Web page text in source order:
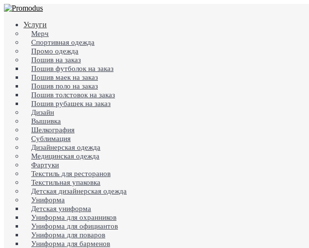
Skip
main
content
search
Menu Услуги
Мерч
Спортивная одежда
Промо одежда
Пошив на заказ
Пошив футболок на заказ
Пошив маек на заказ
Пошив поло на заказ
Пошив толстовок на заказ
Пошив рубашек на заказ
Дизайн
Вышивка
Шелкография
Сублимация
Дизайнерская одежда
Медицинская одежда
Фартуки
Текстиль для ресторанов
Текстильная упаковка
Детская дизайнерская одежда
Униформа
Детская униформа
Униформа для охранников
Униформа для официантов
Униформа для поваров
Униформа для барменов